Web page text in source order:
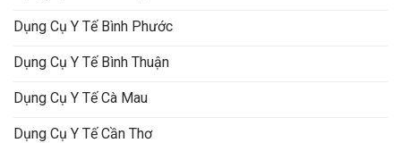
Dụng Cụ Y Tế Bình Phước
Dụng Cụ Y Tế Bình Thuận
Dụng Cụ Y Tế Cà Mau
Dụng Cụ Y Tế Cần Thơ